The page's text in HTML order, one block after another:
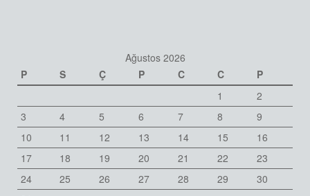
Ağustos 2026
P
S Ç P C C P
1
2
3
4 5 6 7 8
9
10
11 12 13 14 15
16
17
18 19 20 21 22
23
24
25 26 27 28 29
30